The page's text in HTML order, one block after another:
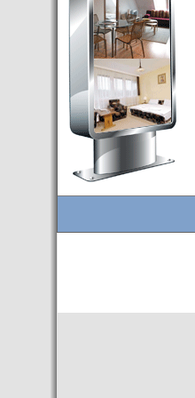
Budapest’.
- Hoteles en BUDAPEST:
Resultados octubre de 2016,
subida del 15% ocupación y
del 25,6% en el RevPar
- Nuevo Hotel en Budapest
bajo la marca Exe Hotusa
- Transfer Aeropuerto de
BUDAPEST